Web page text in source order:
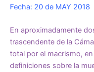
Fecha: 20 de MAY 2018
En aproximadamente
trascendente de la
total por el macrismo,
definiciones sobre la